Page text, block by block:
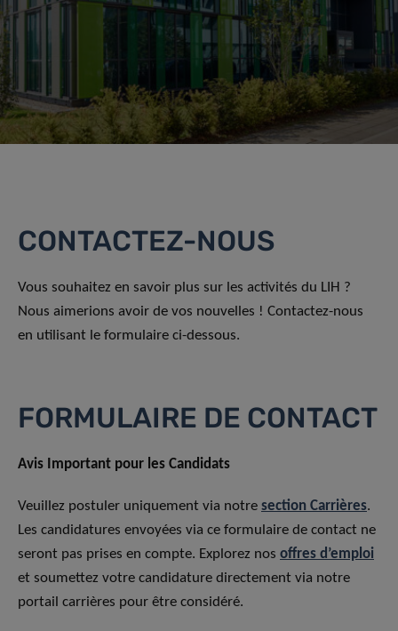
CONTACTEZ-NOUS
Vous souhaitez en savoir plus sur les activités du LIH ?
Nous aimerions avoir de vos nouvelles ! Contactez-nous
en utilisant le formulaire ci-dessous.
FORMULAIRE DE CONTACT
Avis Important pour les Candidats
Veuillez postuler uniquement via notre section Carrières.
Les candidatures envoyées via ce formulaire de contact ne
seront pas prises en compte. Explorez nos offres d’emploi
et soumettez votre candidature directement via notre
portail carrières pour être considéré.